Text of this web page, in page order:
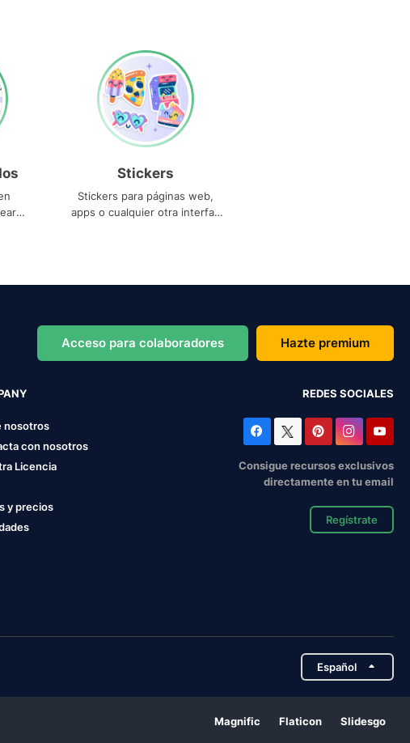
Stickers
Stickers para páginas web,
apps o cualquier otra interfaz
Acceso para colaboradores Hazte premium
nosotros
con nosotros
Licencia
y precios
REDES SOCIALES
Consigue recursos exclusivos
directamente en tu email
Regístrate
Español
Magnific Flaticon Slidesgo